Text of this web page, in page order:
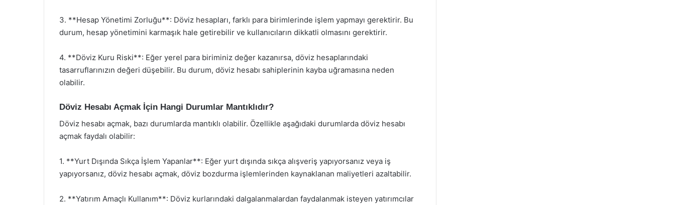
3. **Hesap Yönetimi Zorluğu**: Döviz hesapları, farklı para birimlerinde işlem yapmayı gerektirir. Bu
durum, hesap yönetimini karmaşık hale getirebilir ve kullanıcıların dikkatli olmasını gerektirir.
4. **Döviz Kuru Riski**: Eğer yerel para biriminiz değer kazanırsa, döviz hesaplarındaki
tasarruflarınızın değeri düşebilir. Bu durum, döviz hesabı sahiplerinin kayba uğramasına neden
olabilir.
Döviz Hesabı Açmak İçin Hangi Durumlar Mantıklıdır?
Döviz hesabı açmak, bazı durumlarda mantıklı olabilir. Özellikle aşağıdaki durumlarda döviz hesabı
açmak faydalı olabilir:
1. **Yurt Dışında Sıkça İşlem Yapanlar**: Eğer yurt dışında sıkça alışveriş yapıyorsanız veya iş
yapıyorsanız, döviz hesabı açmak, döviz bozdurma işlemlerinden kaynaklanan maliyetleri azaltabilir.
2. **Yatırım Amaçlı Kullanım**: Döviz kurlarındaki dalgalanmalardan faydalanmak isteyen yatırımcılar